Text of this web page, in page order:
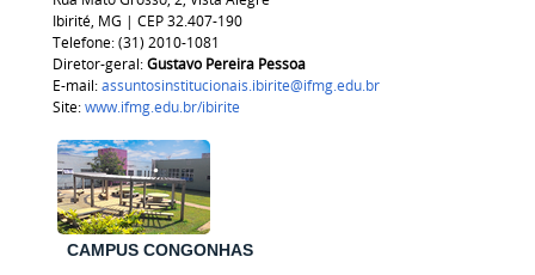
Ibirité, MG | CEP 32.407-190
Telefone: (31) 2010-1081
Diretor-geral:Gustavo Pereira Pessoa
E-mail:assuntosinstitucionais.ibirite@ifmg.edu.br
Site:www.ifmg.edu.br/ibirite
CAMPUS CONGONHAS